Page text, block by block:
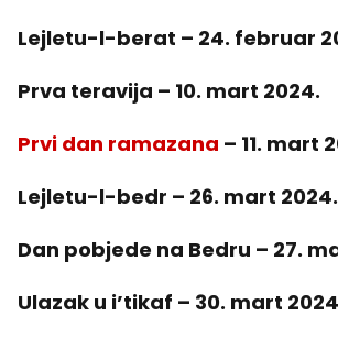
Lejletu-l-berat – 24. februar
Prva teravija – 10. mart 2024.
Prvi dan ramazana – 11. mart
Lejletu-l-bedr – 26. mart 2024.
Dan pobjede na Bedru – 27.
Ulazak u i’tikaf – 30. mart